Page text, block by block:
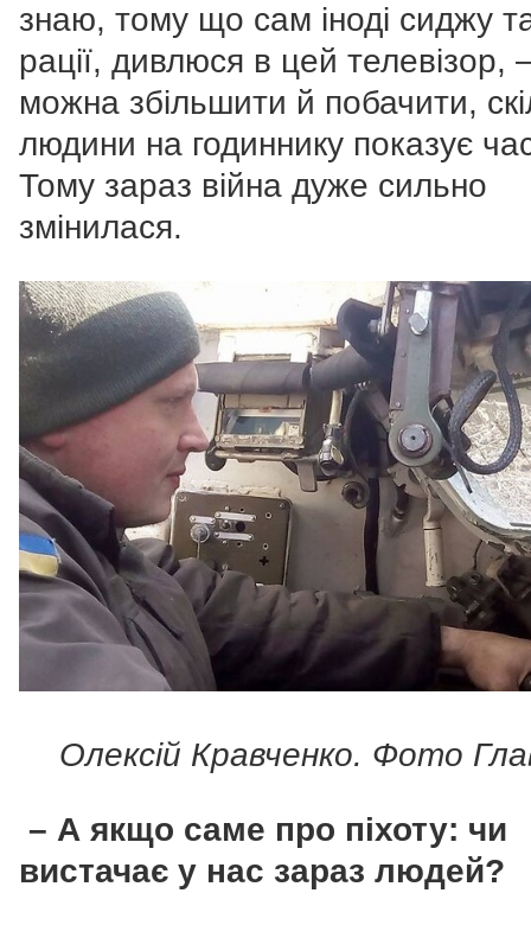
знаю, тому що сам іноді сиджу
рації, дивлюся в цей телевізор,
можна збільшити й побачити,
людини на годиннику показує
Тому зараз війна дуже сильно
змінилася.
Олексій Кравченко. Фото
– А якщо саме про піхоту: чи
вистачає у нас зараз людей?